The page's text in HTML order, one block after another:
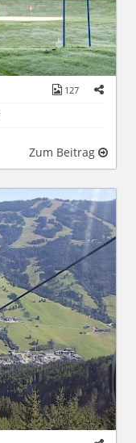
127
Zum Beitrag